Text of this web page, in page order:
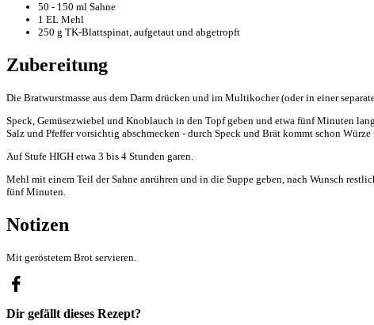
50 - 150 ml Sahne
1 EL Mehl
250 g TK-Blattspinat, aufgetaut und abgetropft
Zubereitung
Die Bratwurstmasse aus dem Darm drücken und im Multikocher (oder in einer
Speck, Gemüsezwiebel und Knoblauch in den Topf geben und etwa fünf Minuten
Salz und Pfeffer vorsichtig abschmecken - durch Speck und Brät kommt schon Würze
Auf Stufe HIGH etwa 3 bis 4 Stunden garen.
Mehl mit einem Teil der Sahne anrühren und in die Suppe geben, nach Wunsch
fünf Minuten.
Notizen
Mit geröstetem Brot servieren.
Dir gefällt dieses Rezept?